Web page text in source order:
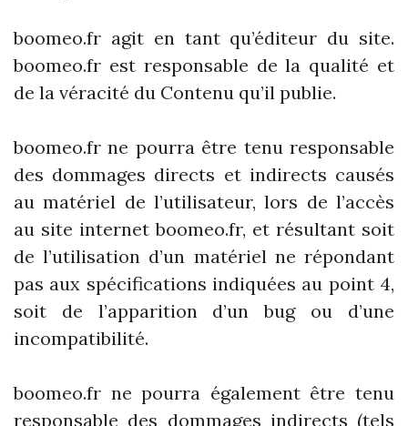
boomeo.fr agit en tant qu’éditeur du site.
boomeo.fr est responsable de la qualité et
de la véracité du Contenu qu’il publie.
boomeo.fr ne pourra être tenu responsable
des dommages directs et indirects causés
au matériel de l’utilisateur, lors de l’accès
au site internet boomeo.fr, et résultant soit
de l’utilisation d’un matériel ne répondant
pas aux spécifications indiquées au point 4,
soit de l’apparition d’un bug ou d’une
incompatibilité.
boomeo.fr ne pourra également être tenu
responsable des dommages indirects (tels